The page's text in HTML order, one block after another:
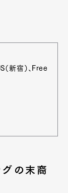
新宿）、Free
グの末裔